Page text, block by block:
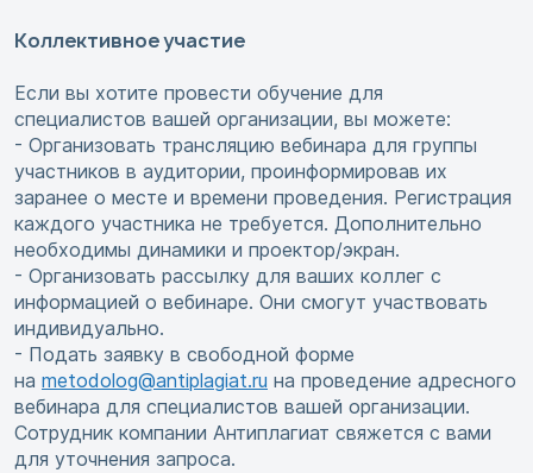
Коллективное участие
Если вы хотите провести обучение для
специалистов вашей организации, вы можете:
- Организовать трансляцию вебинара для группы
участников в аудитории, проинформировав их
заранее о месте и времени проведения. Регистрация
каждого участника не требуется. Дополнительно
необходимы динамики и проектор/экран.
- Организовать рассылку для ваших коллег с
информацией о вебинаре. Они смогут участвовать
индивидуально.
- Подать заявку в свободной форме
на metodolog@antiplagiat.ru на проведение адресного
вебинара для специалистов вашей организации.
Сотрудник компании Антиплагиат свяжется с вами
для уточнения запроса.